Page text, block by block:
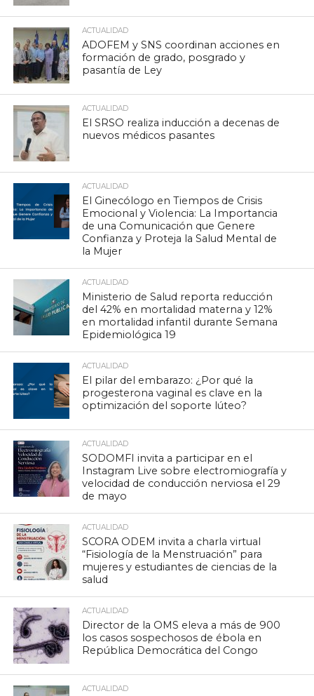
ACTUALIDAD
ADOFEM y SNS coordinan acciones en
formación de grado, posgrado y
pasantía de Ley
ACTUALIDAD
El SRSO realiza inducción a decenas de
nuevos médicos pasantes
ACTUALIDAD
El Ginecólogo en Tiempos de Crisis
Emocional y Violencia: La Importancia
de una Comunicación que Genere
Confianza y Proteja la Salud Mental de
la Mujer
ACTUALIDAD
Ministerio de Salud reporta reducción
del 42% en mortalidad materna y 12%
en mortalidad infantil durante Semana
Epidemiológica 19
ACTUALIDAD
El pilar del embarazo: ¿Por qué la
progesterona vaginal es clave en la
optimización del soporte lúteo?
ACTUALIDAD
SODOMFI invita a participar en el
Instagram Live sobre electromiografía y
velocidad de conducción nerviosa el 29
de mayo
ACTUALIDAD
SCORA ODEM invita a charla virtual
“Fisiología de la Menstruación” para
mujeres y estudiantes de ciencias de la
salud
ACTUALIDAD
Director de la OMS eleva a más de 900
los casos sospechosos de ébola en
República Democrática del Congo
ACTUALIDAD